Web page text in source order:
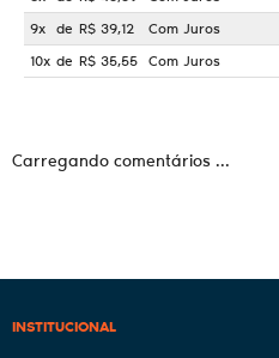
9x de R$ 39,12 Com Juros
10x de R$ 35,55 Com Juros
Carregando comentários ...
INSTITUCIONAL